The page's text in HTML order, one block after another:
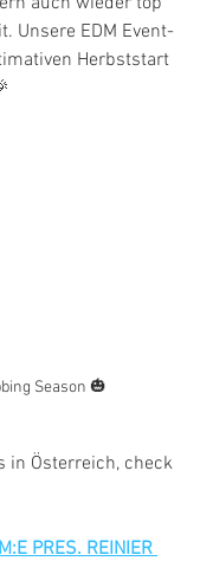
Unsere EDM Event-
Herbststart
Season 🎃
in Österreich, check
PRES. REINIER